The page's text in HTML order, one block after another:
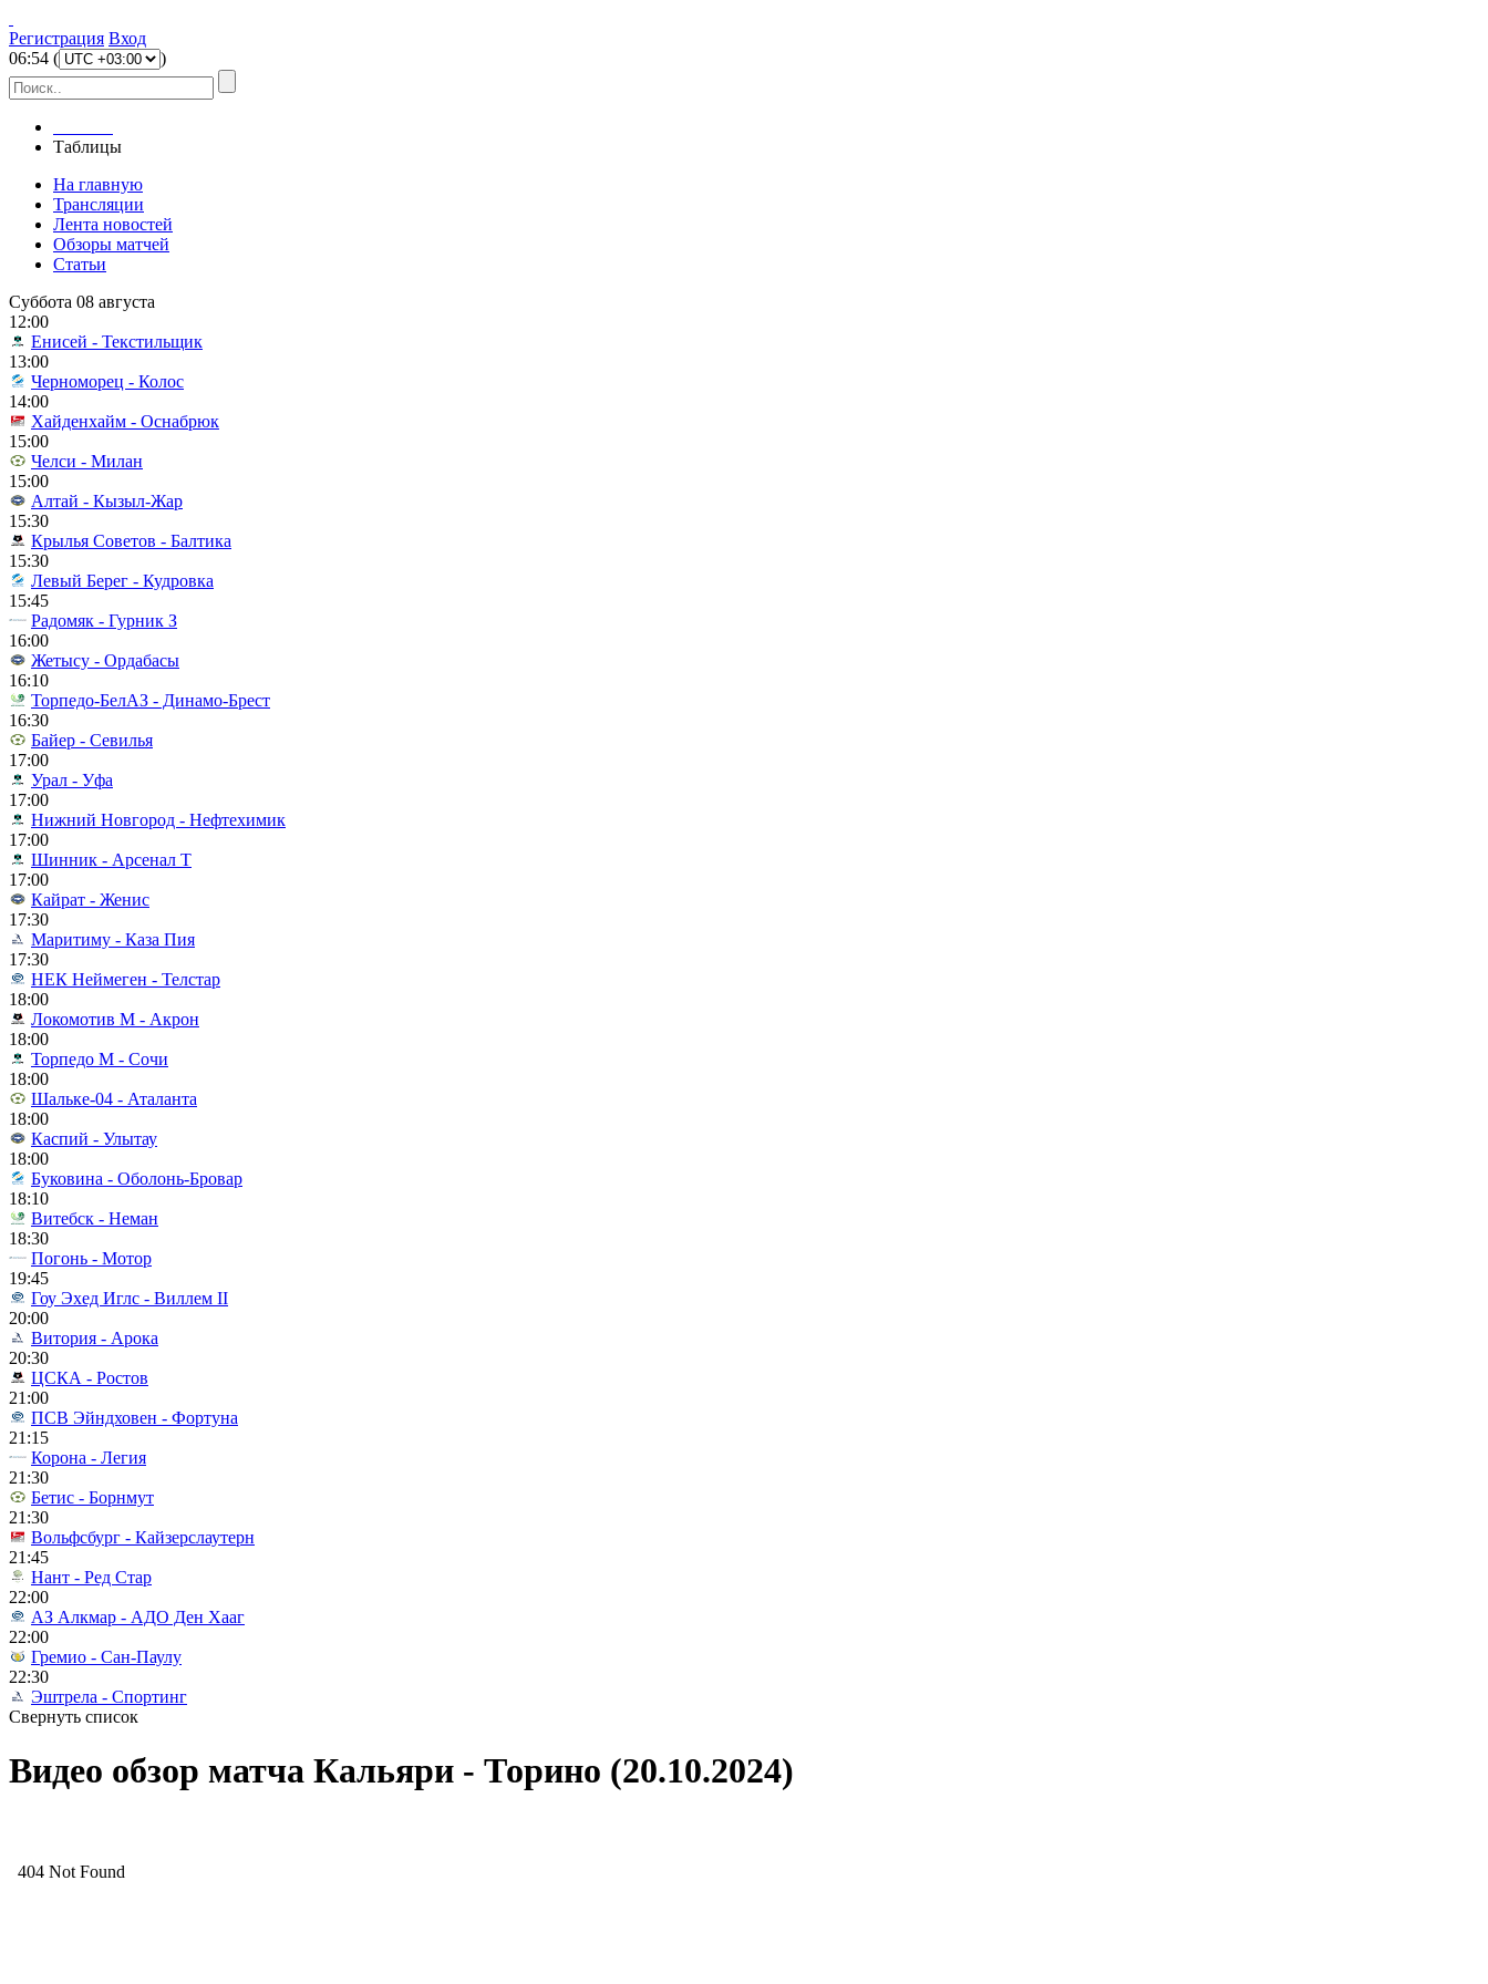
Регистрация Вход
06:54 ( )
Таблицы
На главную
Трансляции
Лента новостей
Обзоры матчей
Статьи
Суббота 08 августа
12:00
Енисей - Текстильщик
13:00
Черноморец - Колос
14:00
Хайденхайм - Оснабрюк
15:00
Челси - Милан
15:00
Алтай - Кызыл-Жар
15:30
Крылья Советов - Балтика
15:30
Левый Берег - Кудровка
15:45
Радомяк - Гурник З
16:00
Жетысу - Ордабасы
16:10
Торпедо-БелАЗ - Динамо-Брест
16:30
Байер - Севилья
17:00
Урал - Уфа
17:00
Нижний Новгород - Нефтехимик
17:00
Шинник - Арсенал Т
17:00
Кайрат - Женис
17:30
Маритиму - Каза Пия
17:30
НЕК Неймеген - Телстар
18:00
Локомотив М - Акрон
18:00
Торпедо М - Сочи
18:00
Шальке-04 - Аталанта
18:00
Каспий - Улытау
18:00
Буковина - Оболонь-Бровар
18:10
Витебск - Неман
18:30
Погонь - Мотор
19:45
Гоу Эхед Иглс - Виллем II
20:00
Витория - Арока
20:30
ЦСКА - Ростов
21:00
ПСВ Эйндховен - Фортуна
21:15
Корона - Легия
21:30
Бетис - Борнмут
21:30
Вольфсбург - Кайзерслаутерн
21:45
Нант - Ред Стар
22:00
АЗ Алкмар - АДО Ден Хааг
22:00
Гремио - Сан-Паулу
22:30
Эштрела - Спортинг
Свернуть список
Видео обзор матча Кальяри - Торино (20.10.2024)